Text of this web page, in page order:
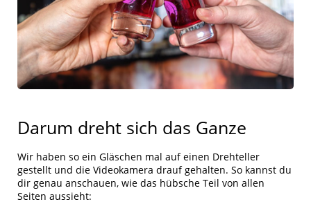
Darum dreht sich das Ganze
Wir haben so ein Gläschen mal auf einen Drehteller
gestellt und die Videokamera drauf gehalten. So kannst du
dir genau anschauen, wie das hübsche Teil von allen
Seiten aussieht: